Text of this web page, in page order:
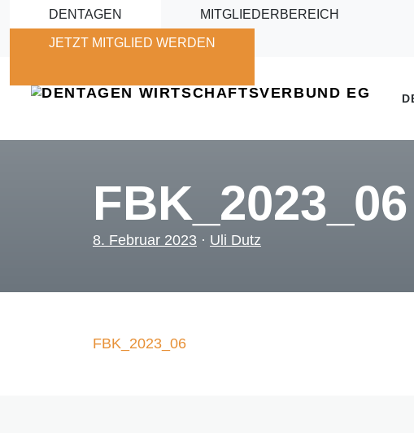
Skip to main content
DENTAGEN MITGLIEDERBEREICH
JETZT MITGLIED WERDEN
FBK_2023_06
8. Februar 2023 · Uli Dutz
FBK_2023_06